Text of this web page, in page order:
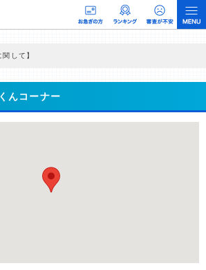
して】
はなく、当編集部の調査／ユーザーへの口コミ収集な
た情報提供を行っています。
んコーナー